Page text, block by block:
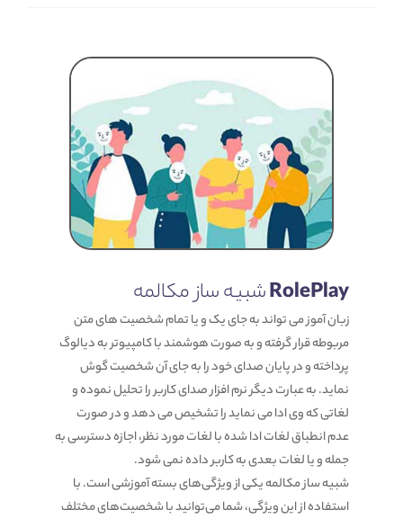
RolePlayشبیه ساز مکالمه
زبان آموز می تواند به جای یک و یا تمام شخصیت های متن
مربوطه قرار گرفته و به صورت هوشمند با کامپیوتر به دیالوگ
پرداخته و در پایان صدای خود را به جای آن شخصیت گوش
نماید. به عبارت دیگر نرم افزار صدای کاربر را تحلیل نموده و
لغاتی که وی ادا می نماید را تشخیص می دهد و در صورت
عدم انطباق لغات ادا شده با لغات مورد نظر، اجازه دسترسی به
جمله و یا لغات بعدی به کاربر داده نمی شود.
شبیه ساز مکالمه یکی از ویژگی‌های بسته آموزشی است. با
استفاده از این ویژگی، شما می‌توانید با شخصیت‌های مختلف